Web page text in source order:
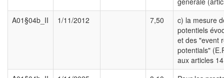
A01§04b_II
1/11/2012 7,50
c) la mesure
potentiels
et des "event
potentials"
aux articles